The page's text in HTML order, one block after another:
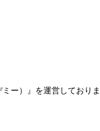
ー）』を運営しており